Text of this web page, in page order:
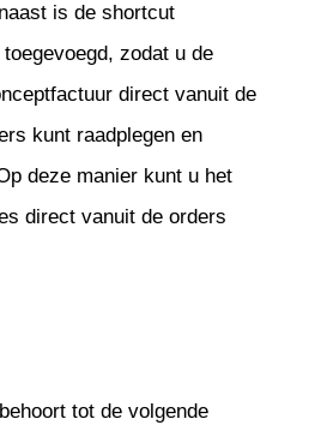
is de shortcut
toegevoegd, zodat u de
direct vanuit de
kunt raadplegen en
deze manier kunt u het
direct vanuit de orders
tot de volgende